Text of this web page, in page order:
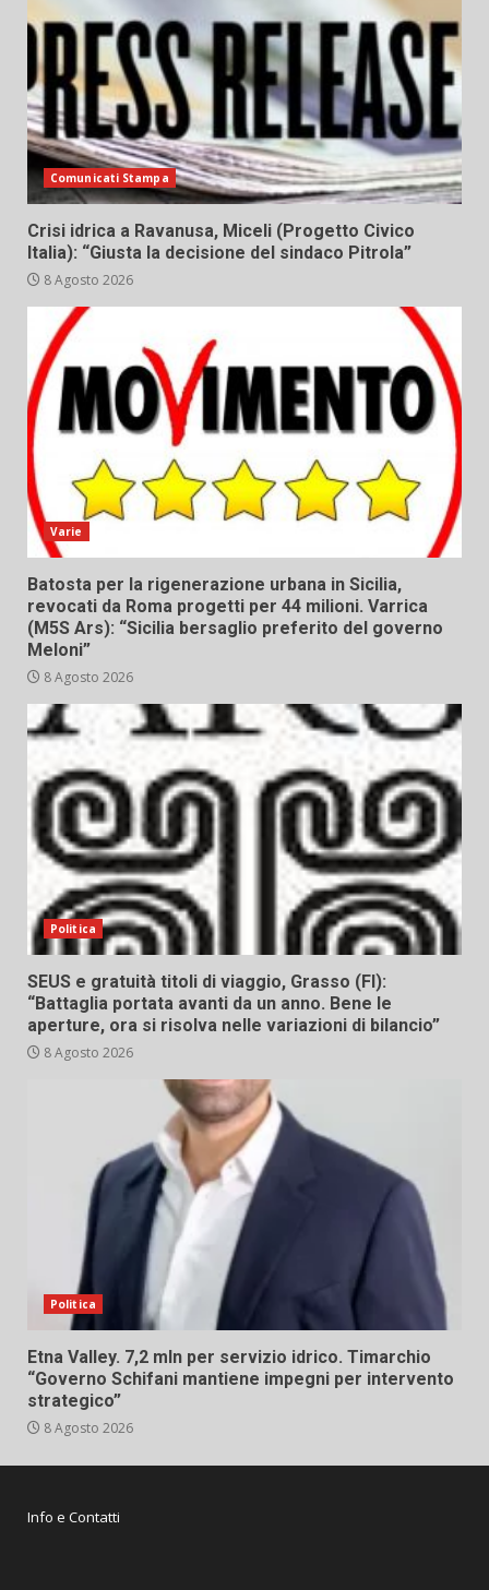
Comunicati Stampa
Crisi idrica a Ravanusa, Miceli (Progetto Civico
Italia): “Giusta la decisione del sindaco Pitrola”
8 Agosto 2026
Varie
Batosta per la rigenerazione urbana in Sicilia,
revocati da Roma progetti per 44 milioni. Varrica
(M5S Ars): “Sicilia bersaglio preferito del governo
Meloni”
8 Agosto 2026
Politica
SEUS e gratuità titoli di viaggio, Grasso (FI):
“Battaglia portata avanti da un anno. Bene le
aperture, ora si risolva nelle variazioni di bilancio”
8 Agosto 2026
Politica
Etna Valley. 7,2 mln per servizio idrico. Timarchio
“Governo Schifani mantiene impegni per intervento
strategico”
8 Agosto 2026
Info e Contatti